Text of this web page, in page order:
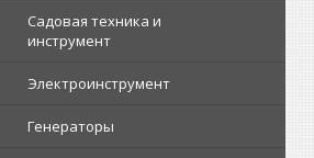
Садовая техника и
инструмент
Электроинструмент
Генераторы